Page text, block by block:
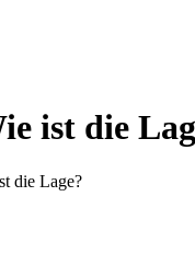
ist die
die Lage?